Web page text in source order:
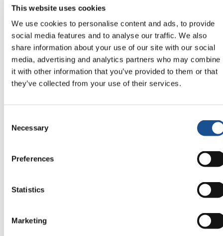
This website uses cookies
We use cookies to personalise content and ads, to provide
social media features and to analyse our traffic. We also
share information about your use of our site with our social
media, advertising and analytics partners who may combine
it with other information that you’ve provided to them or that
they’ve collected from your use of their services.
Selection
Necessary
Preferences
Statistics
Marketing
alla costruzioni di piccoli ponti e passerelle in
cemento, pozzi d’acqua, distribuzione di cibo e
medicine a famiglie in grave difficoltà.
Chi siamo